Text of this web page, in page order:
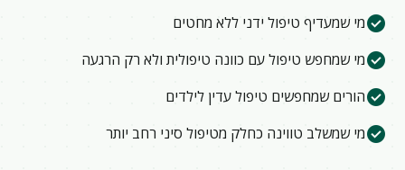
check_circleמי שמעדיף טיפול ידני ללא מחטים
check_circleמי שמחפש טיפול עם כוונה טיפולית ולא רק הרגעה
check_circleהורים שמחפשים טיפול עדין לילדים
check_circleמי שמשלב טווינה כחלק מטיפול סיני רחב יותר